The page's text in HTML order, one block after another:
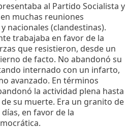
al Partido Socialista y
muchas reuniones
nacionales (clandestinas).
trabajaba en favor de la
que resistieron, desde un
de facto. No abandonó su
internado con un infarto,
avanzado. En términos
la actividad plena hasta
su muerte. Era un granito de
en favor de la